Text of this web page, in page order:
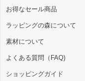
お得なセール商品
ラッピングの森について
素材について
よくある質問（FAQ)
ショッピングガイド